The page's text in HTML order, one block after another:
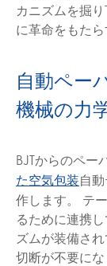
カニズムを掘
に革命をもたら
自動ペー
機械の力
BJTからのペー
た空気包装自
作します。 テ
るために連携
ズムが装備さ
切断が不要に